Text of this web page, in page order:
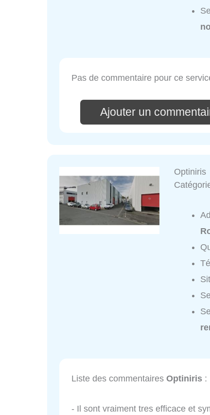
Pas de commentaire pour ce
Ajouter un
Optiniris
Liste des commentaires Optiniris :
- Il sont vraiment tres efficace et